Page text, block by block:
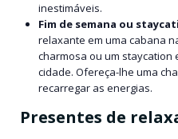
inestimáveis.
Fim de semana ou
relaxante em uma cabana
charmosa ou um staycation
cidade. Ofereça-lhe uma
recarregar as energias.
Presentes de